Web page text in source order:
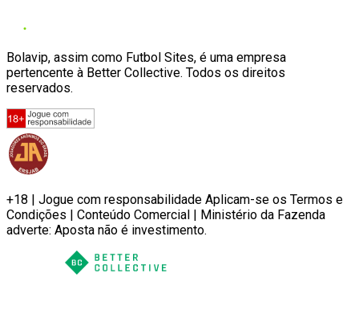
Bolavip, assim como Futbol Sites, é uma empresa
pertencente à Better Collective. Todos os direitos
reservados.
+18 | Jogue com responsabilidade Aplicam-se os Termos e
Condições | Conteúdo Comercial | Ministério da Fazenda
adverte: Aposta não é investimento.